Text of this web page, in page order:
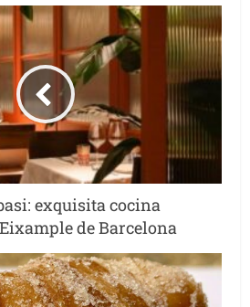
exquisita cocina
de Barcelona